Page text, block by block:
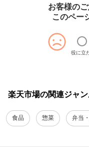
お客様の
このペー
役に立
楽天市場の関連ジャ
食品 惣菜 弁当